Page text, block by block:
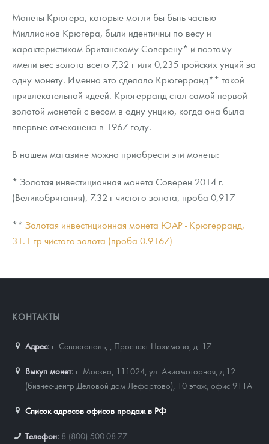
Монеты Крюгера, которые могли бы быть частью
Миллионов Крюгера, были идентичны по весу и
характеристикам британскому Соверену* и поэтому
имели вес золота всего 7,32 г или 0,235 тройских унций за
одну монету. Именно это сделало Крюгерранд** такой
привлекательной идеей. Крюгерранд стал самой первой
золотой монетой с весом в одну унцию, когда она была
впервые отчеканена в 1967 году.
В нашем магазине можно приобрести эти монеты:
* Золотая инвестиционная монета Соверен 2014 г.
(Великобритания), 7.32 г чистого золота, проба 0,917
** Золотая инвестиционная монета ЮАР - Крюгерранд,
31.1 гр чистого золота (проба 0.9167)
КОНТАКТЫ
Адрес: г. Севастополь, Проспект Нахимова, д. 17
Выкуп монет: г. Москва, 111024, ул. Авиамоторная, д.12
(бизнес-центр Деловой дом Лефортово), 10 этаж, офис 911А
Список адресов офисов продаж в РФ
Телефон: 8 (800) 500-08-77